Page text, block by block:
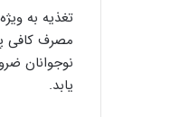
تغذیه به
نوجوانان
یابد.